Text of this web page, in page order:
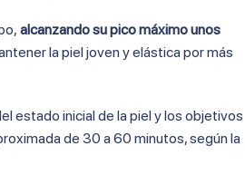
alcanzando su pico máximo unos
la piel joven y elástica por más
estado inicial de la piel y los objetivos
de 30 a 60 minutos, según la